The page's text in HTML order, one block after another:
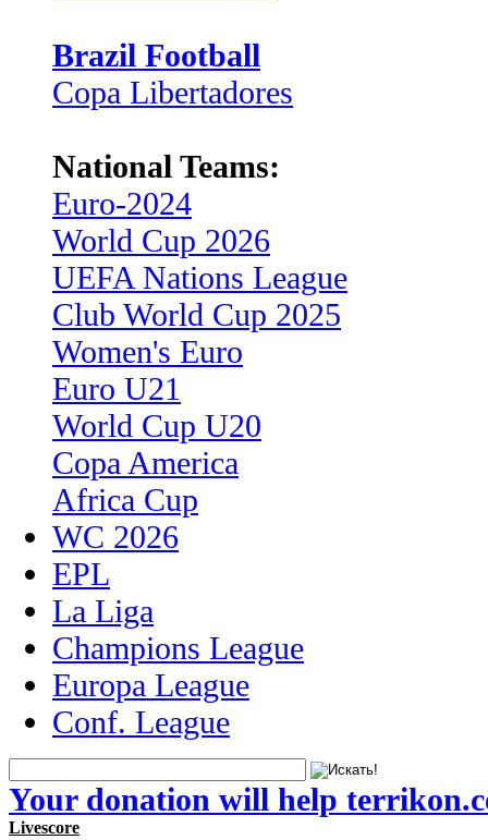
Brazil Football
Copa Libertadores
National Teams:
Euro-2024
World Cup 2026
UEFA Nations League
Club World Cup 2025
Women's Euro
Euro U21
World Cup U20
Copa America
Africa Cup
WC 2026
EPL
La Liga
Champions League
Europa League
Conf. League
Your donation will help
Livescore